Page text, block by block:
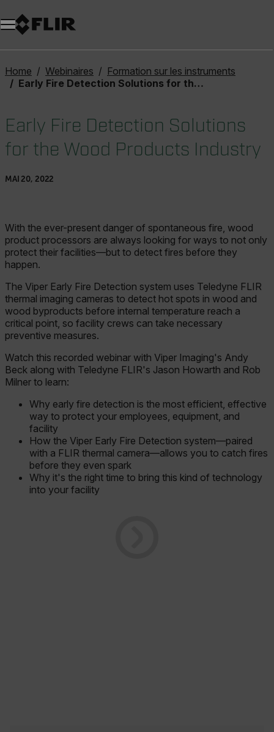
Unread messages
Modèle
Supprimer
articles
article
Ajouter au panier
Ajouté au panier
Home Webinaires
Formation sur les instruments
Early Fire Detection Solutions for the Wood Products Industry
Early Fire Detection Solutions
for the Wood Products Industry
MAI 20, 2022
With the ever-present danger of spontaneous fire, wood
product processors are always looking for ways to not only
protect their facilities—but to detect fires before they
happen.
The Viper Early Fire Detection system uses Teledyne FLIR
thermal imaging cameras to detect hot spots in wood and
wood byproducts before internal temperature reach a
critical point, so facility crews can take necessary
preventive measures.
Watch this recorded webinar with Viper Imaging's Andy
Beck along with Teledyne FLIR's Jason Howarth and Rob
Milner to learn:
Why early fire detection is the most efficient, effective
way to protect your employees, equipment, and
facility
How the Viper Early Fire Detection system—paired
with a FLIR thermal camera—allows you to catch fires
before they even spark
Why it's the right time to bring this kind of technology
into your facility